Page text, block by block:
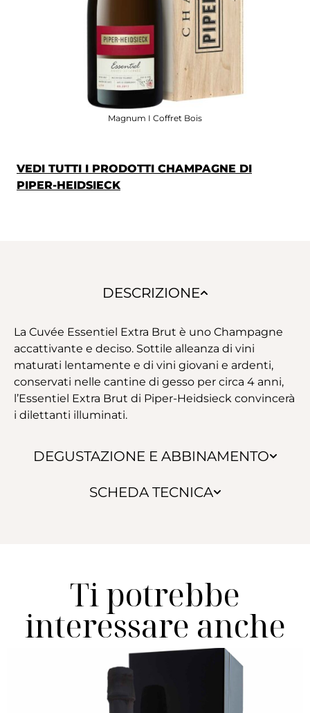
Magnum I Coffret Bois
VEDI TUTTI I PRODOTTI CHAMPAGNE DI
PIPER-HEIDSIECK
DESCRIZIONE
DEGUSTAZIONE E ABBINAMENTO
SCHEDA TECNICA
La Cuvée Essentiel Extra Brut è uno Champagne
accattivante e deciso. Sottile alleanza di vini
maturati lentamente e di vini giovani e ardenti,
conservati nelle cantine di gesso per circa 4 anni,
l’Essentiel Extra Brut di Piper-Heidsieck convincerà
i dilettanti illuminati.
Ti potrebbe
interessare anche